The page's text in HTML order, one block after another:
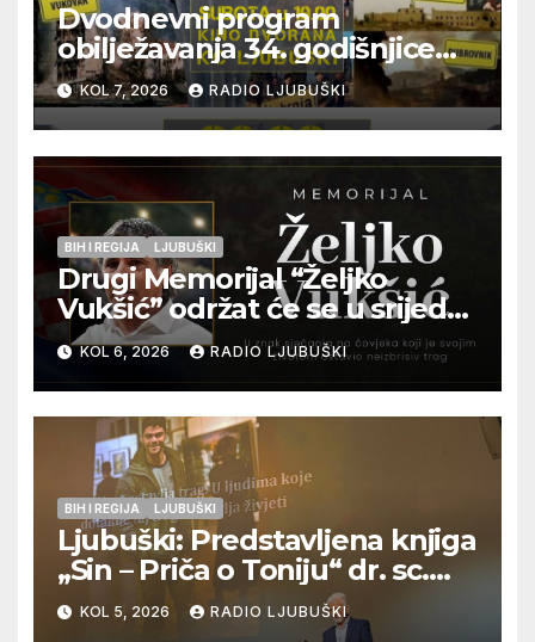
Dvodnevni program
obilježavanja 34. godišnjice
pogibije generala Blaža
Kraljevića i osmorice
pripadnika HOS-a
KOL 7, 2026 RADIO LJUBUŠKI
BIH I REGIJA LJUBUŠKI
Drugi Memorijal “Željko
Vukšić” održat će se u srijedu
12. kolovoza u Otoku
KOL 6, 2026 RADIO LJUBUŠKI
BIH I REGIJA LJUBUŠKI
Ljubuški: Predstavljena knjiga
„Sin – Priča o Toniju“ dr. sc.
Zdenka Hercega
KOL 5, 2026 RADIO LJUBUŠKI